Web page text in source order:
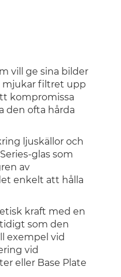
vill ge sina bilder
mjukar filtret upp
kompromissa
den ofta hårda
ljuskällor och
glas som
av
enkelt att hålla
kraft med en
som den
exempel vid
vid
eller Base Plate